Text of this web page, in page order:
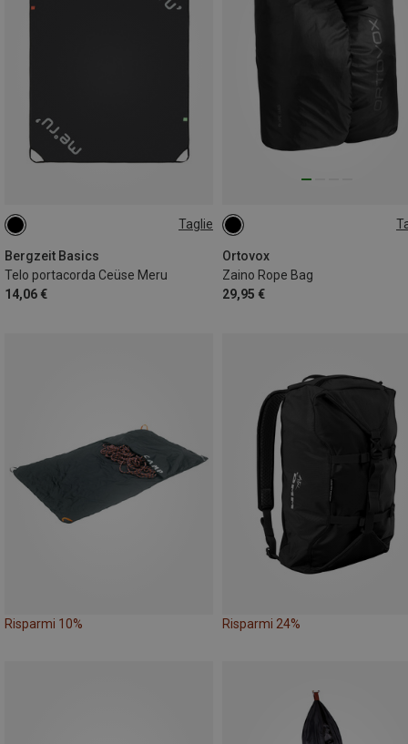
Taglie
Bergzeit Basics
Telo portacorda Ceüse Meru
14,06 €
ONE SIZE
Ortovox
Zaino Rope Bag
29,95 €
ONE SIZE
Risparmi 10% Risparmi 24%